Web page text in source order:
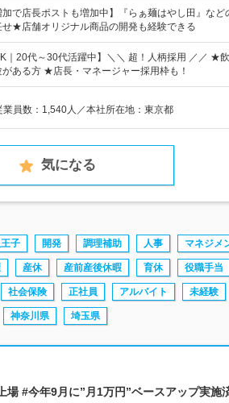
加で店長ポストも増加中】『らぁ麺はやし田』な
せ★店舗オリジナル商品の開発も経験できる
｜20代～30代活躍中】＼＼ 超！人柄採用 ／／ ★
がある方 ★店長・マネージャー採用枠も！
員数：1,540人／本社所在地：東京都
気になる
子 開発 調理補助 人事 マネジメ
産休 産前産後休暇 育休 役職手当
社会保険 正社員 アルバイト 未経験
神奈川県 埼玉県
#今年9月に”月1万円”ベースアップ実施